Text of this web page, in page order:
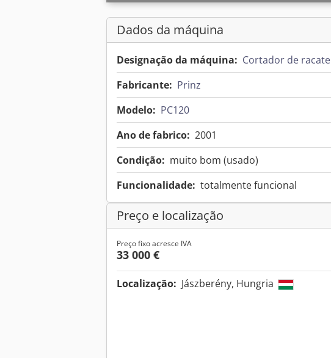
Dados da máquina
Designação da máquina: Cortador de racate
Fabricante: Prinz
Modelo: PC120
Ano de fabrico: 2001
Condição: muito bom (usado)
Funcionalidade: totalmente funcional
Preço e localização
Preço fixo acresce IVA
33 000 €
Localização: Jászberény, Hungria